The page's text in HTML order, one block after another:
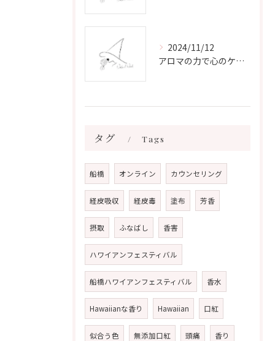
2024/11/12
アロマの力で心のケアをする方法
タグ Tags
船橋 オンライン カウンセリング
経皮吸収 経皮毒 塗布 芳香
摂取 ふなばし 香害
ハワイアンフェスティバル
船橋ハワイアンフェスティバル 香水
Hawaiianな香り Hawaiian 口紅
似合う色 無添加口紅 頭痛 香り